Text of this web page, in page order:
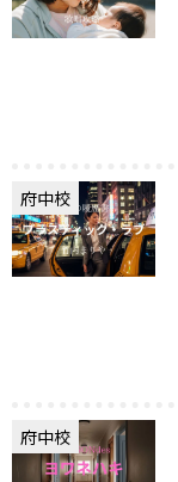
府中校
府中校